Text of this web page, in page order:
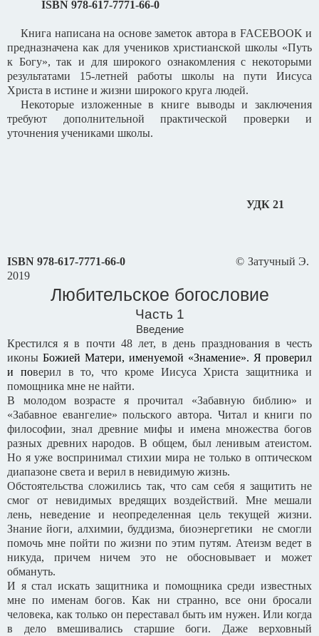
ISBN 978-617-7771-66-0
Книга написана на основе заметок автора в FACEBOOK и
предназначена как для учеников христианской школы «Путь
к Богу», так и для широкого ознакомления с некоторыми
результатами 15-летней работы школы на пути Иисуса
Христа в истине и жизни широкого круга людей.
Некоторые изложенные в книге выводы и заключения
требуют дополнительной практической проверки и
уточнения учениками школы.
УДК 21
ISBN 978-617-7771-66-0© Затучный Э.
2019
Любительское богословие
Часть 1
Введение
Крестился я в почти 48 лет, в день празднования в честь
иконы Божией Матери, именуемой «Знамение». Я проверил
и поверил в то, что кроме Иисуса Христа защитника и
помощника мне не найти.
В молодом возрасте я прочитал «Забавную библию» и
«Забавное евангелие» польского автора. Читал и книги по
философии, знал древние мифы и имена множества богов
разных древних народов. В общем, был ленивым атеистом.
Но я уже воспринимал стихии мира не только в оптическом
диапазоне света и верил в невидимую жизнь.
Обстоятельства сложились так, что сам себя я защитить не
смог от невидимых вредящих воздействий. Мне мешали
лень, неведение и неопределенная цель текущей жизни.
Знание йоги, алхимии, буддизма, биоэнергетики не смогли
помочь мне пойти по жизни по этим путям. Атеизм ведет в
никуда, причем ничем это не обосновывает и может
обмануть.
И я стал искать защитника и помощника среди известных
мне по именам богов. Как ни странно, все они бросали
человека, как только он переставал быть им нужен. Или когда
в дело вмешивались старшие боги. Даже верховный